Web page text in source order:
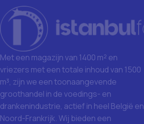
Met een magazijn van 1400 m² en
vriezers met een totale inhoud van 1500
m³, zijn we een toonaangevende
groothandel in de voedings- en
drankenindustrie, actief in heel België en
Noord-Frankrijk. Wij bieden een